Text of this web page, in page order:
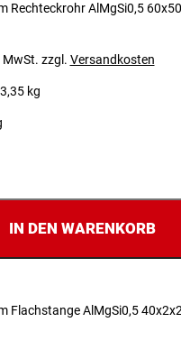
Rechteckrohr AlMgSi0,5
MwSt. zzgl. Versandkosten
kg
IN DEN WARENKORB
Flachstange AlMgSi0,5